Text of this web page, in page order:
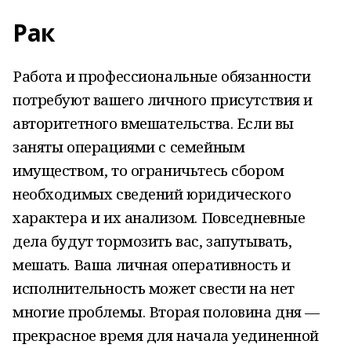
Рак
Работа и профессиональные обязанности
потребуют вашего личного присутствия и
авторитетного вмешательства. Если вы
заняты операциями с семейным
имуществом, то ограничьтесь сбором
необходимых сведений юридического
характера и их анализом. Повседневные
дела будут тормозить вас, запутывать,
мешать. Ваша личная оперативность и
исполнительность может свести на нет
многие проблемы. Вторая половина дня —
прекрасное время для начала уединенной